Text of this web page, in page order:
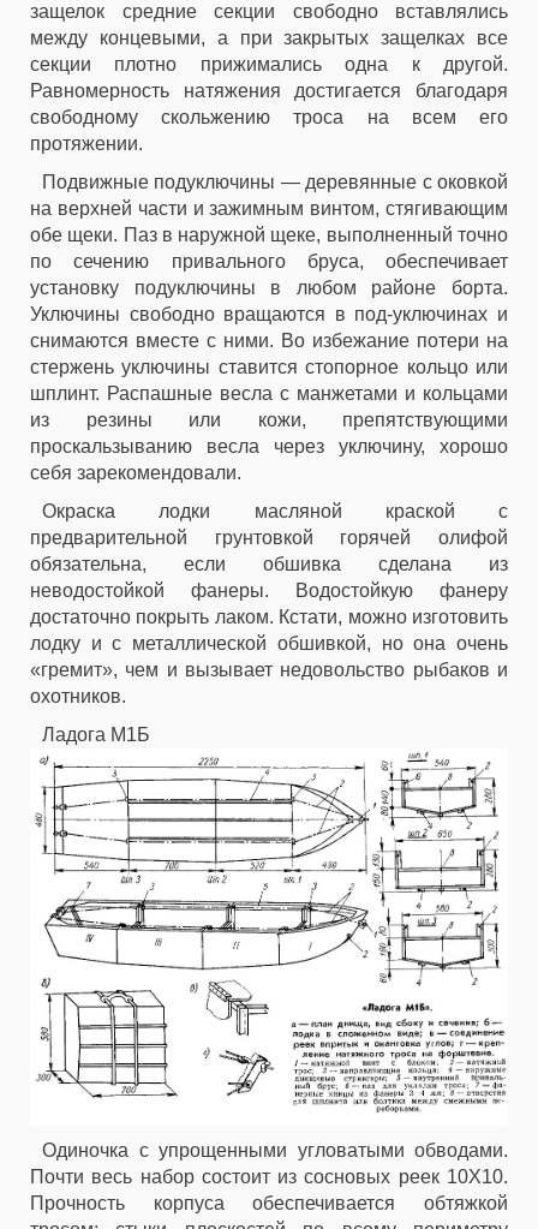
защелок средние секции свободно вставлялись
между концевыми, а при закрытых защелках все
секции плотно прижимались одна к другой.
Равномерность натяжения достигается благодаря
свободному скольжению троса на всем его
протяжении.
Подвижные подуключины — деревянные с оковкой
на верхней части и зажимным винтом, стягивающим
обе щеки. Паз в наружной щеке, выполненный точно
по сечению привального бруса, обеспечивает
установку подуключины в любом районе борта.
Уключины свободно вращаются в под-уключинах и
снимаются вместе с ними. Во избежание потери на
стержень уключины ставится стопорное кольцо или
шплинт. Распашные весла с манжетами и кольцами
из резины или кожи, препятствующими
проскальзыванию весла через уключину, хорошо
себя зарекомендовали.
Окраска лодки масляной краской с
предварительной грунтовкой горячей олифой
обязательна, если обшивка сделана из
неводостойкой фанеры. Водостойкую фанеру
достаточно покрыть лаком. Кстати, можно изготовить
лодку и с металлической обшивкой, но она очень
«гремит», чем и вызывает недовольство рыбаков и
охотников.
Ладога М1Б
Одиночка с упрощенными угловатыми обводами.
Почти весь набор состоит из сосновых реек 10X10.
Прочность корпуса обеспечивается обтяжкой